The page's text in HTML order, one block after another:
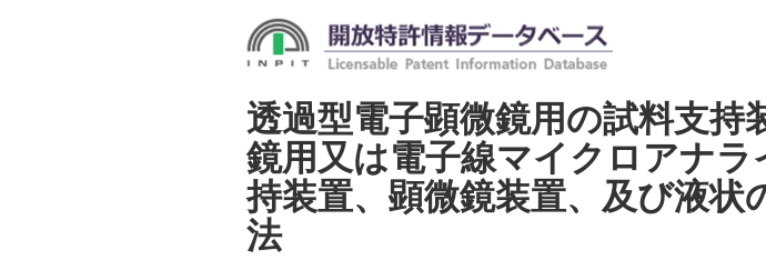
透過型電子顕微鏡用の試料支持
鏡用又は電子線マイクロアナラ
持装置、顕微鏡装置、及び液状
法